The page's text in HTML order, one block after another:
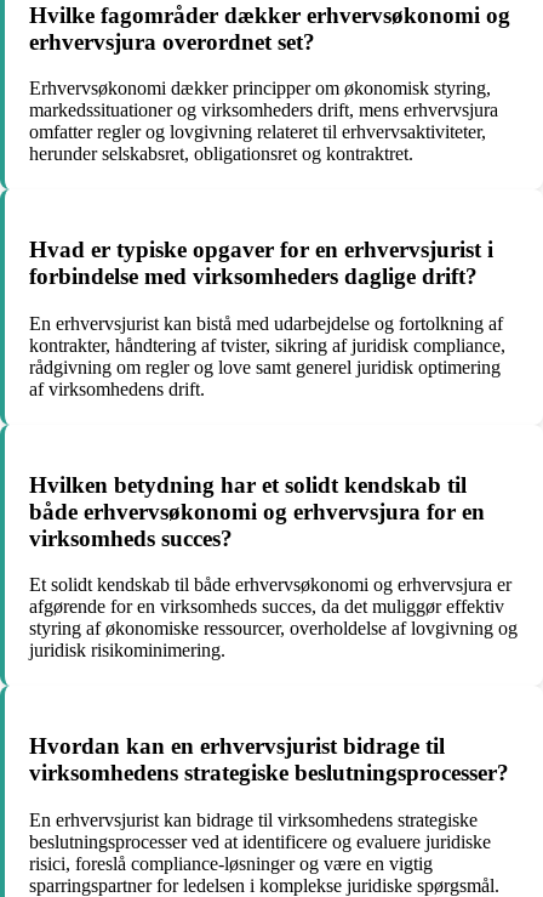
Hvilke fagområder dækker erhvervsøkonomi og
erhvervsjura overordnet set?
Erhvervsøkonomi dækker principper om økonomisk styring,
markedssituationer og virksomheders drift, mens erhvervsjura
omfatter regler og lovgivning relateret til erhvervsaktiviteter,
herunder selskabsret, obligationsret og kontraktret.
Hvad er typiske opgaver for en erhvervsjurist i
forbindelse med virksomheders daglige drift?
En erhvervsjurist kan bistå med udarbejdelse og fortolkning af
kontrakter, håndtering af tvister, sikring af juridisk compliance,
rådgivning om regler og love samt generel juridisk optimering
af virksomhedens drift.
Hvilken betydning har et solidt kendskab til
både erhvervsøkonomi og erhvervsjura for en
virksomheds succes?
Et solidt kendskab til både erhvervsøkonomi og erhvervsjura er
afgørende for en virksomheds succes, da det muliggør effektiv
styring af økonomiske ressourcer, overholdelse af lovgivning og
juridisk risikominimering.
Hvordan kan en erhvervsjurist bidrage til
virksomhedens strategiske beslutningsprocesser?
En erhvervsjurist kan bidrage til virksomhedens strategiske
beslutningsprocesser ved at identificere og evaluere juridiske
risici, foreslå compliance-løsninger og være en vigtig
sparringspartner for ledelsen i komplekse juridiske spørgsmål.